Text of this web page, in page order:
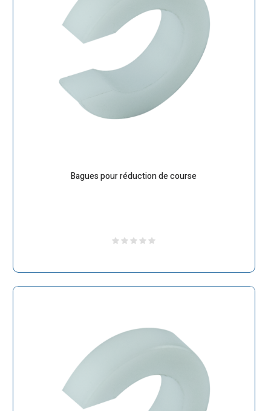
Bagues pour réduction de course